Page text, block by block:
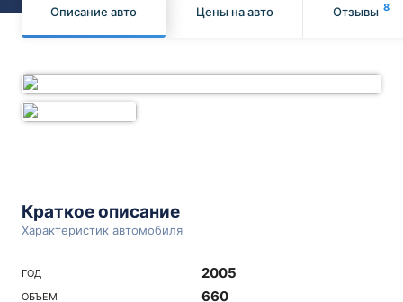
Описание авто Цены на авто Отзывы 8
Краткое описание
Характеристик автомобиля
ГОД 2005
ОБЪЕМ 660